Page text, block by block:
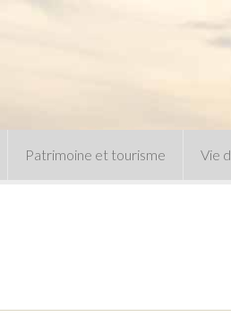
Patrimoine et tourisme
Le musée
Vie